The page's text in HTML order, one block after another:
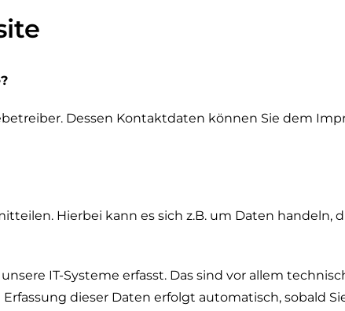
Dessen Kontaktdaten können Sie dem
Hierbei kann es sich z.B. um Daten handeln,
IT-Systeme erfasst. Das sind vor allem
dieser Daten erfolgt automatisch, sobald